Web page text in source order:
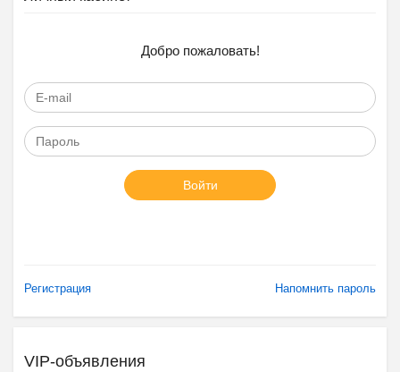
Добро пожаловать!
Войти
Регистрация Напомнить пароль
VIP-объявления